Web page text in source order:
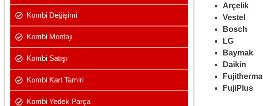
Kombi Değişimi
Kombi Montajı
Kombi Satışı
Kombi Kart Tamiri
Kombi Yedek Parça
Arçelik
Vestel
Bosch
LG
Baymak
Daikin
Fujitherma
FujiPlus